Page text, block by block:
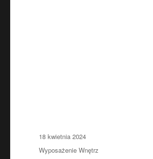
Data
publikacji
18 kwietnia 2024
Kategorie
Wyposażenie Wnętrz